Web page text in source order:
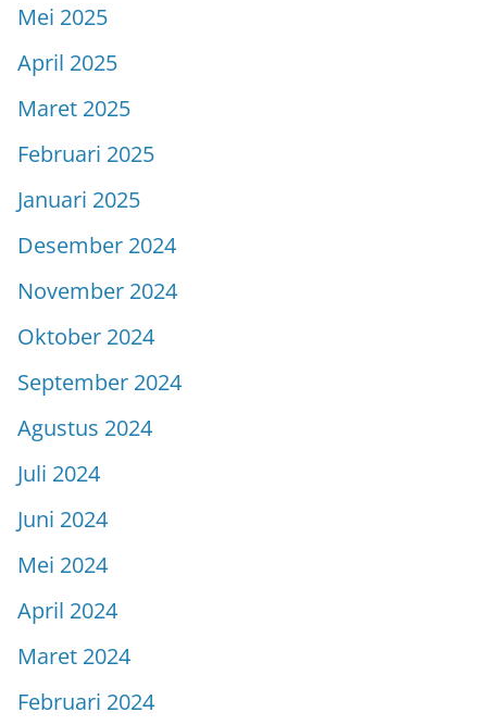
Mei 2025
April 2025
Maret 2025
Februari 2025
Januari 2025
Desember 2024
November 2024
Oktober 2024
September 2024
Agustus 2024
Juli 2024
Juni 2024
Mei 2024
April 2024
Maret 2024
Februari 2024